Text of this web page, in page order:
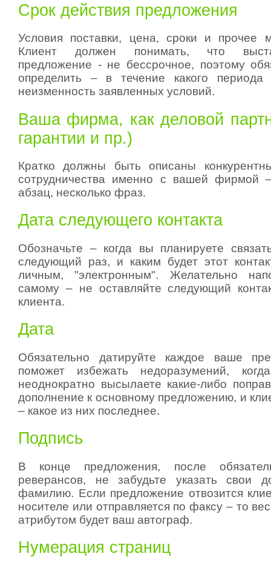
Срок действия предложения
Условия поставки, цена, сроки и прочее
Клиент должен понимать, что
предложение - не бессрочное, поэтому
определить – в течение какого периода
неизменность заявленных условий.
Ваша фирма, как деловой
гарантии и пр.)
Кратко должны быть описаны
сотрудничества именно с вашей фирмой
абзац, несколько фраз.
Дата следующего контакта
Обозначьте – когда вы планируете
следующий раз, и каким будет этот
личным, "электронным". Желательно
самому – не оставляйте следующий
клиента.
Дата
Обязательно датируйте каждое ваше
поможет избежать недоразумений,
неоднократно высылаете какие-либо
дополнение к основному предложению, и
– какое из них последнее.
Подпись
В конце предложения, после
реверансов, не забудьте указать свои
фамилию. Если предложение отвозится
носителе или отправляется по факсу – то
атрибутом будет ваш автограф.
Нумерация страниц